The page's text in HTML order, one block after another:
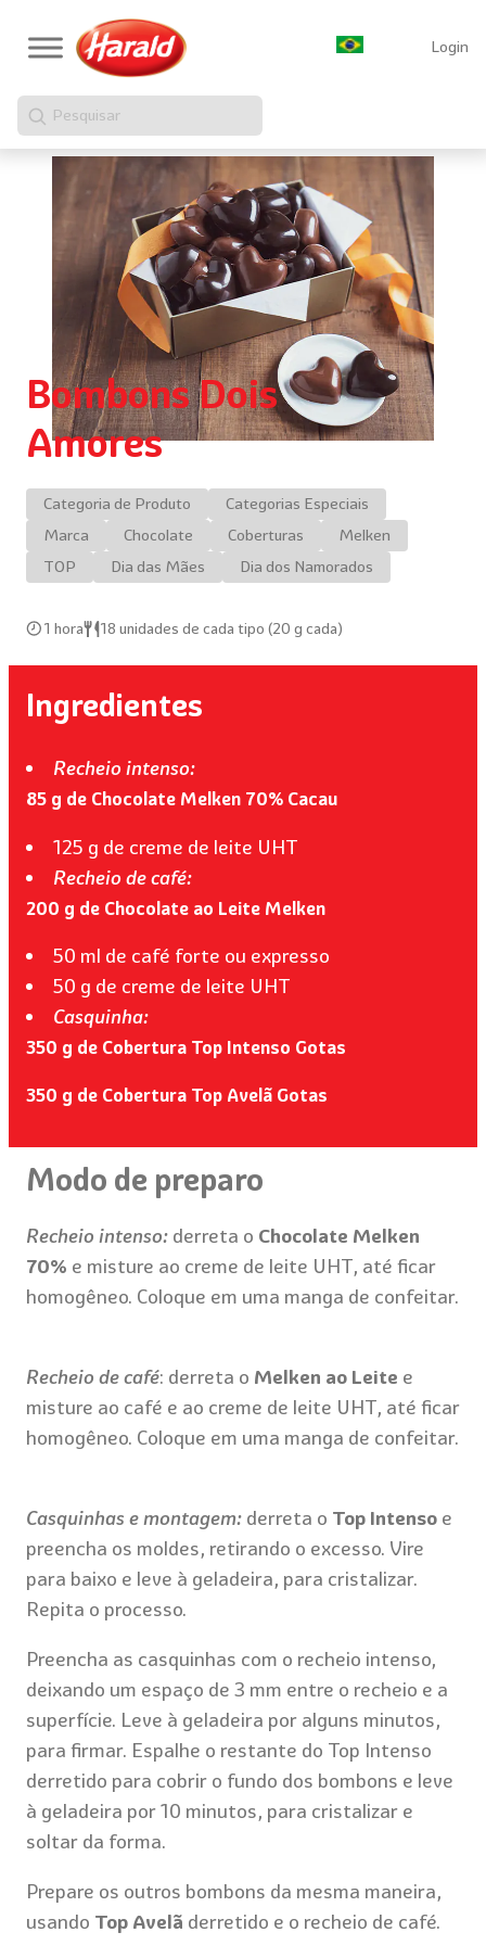
Login
Pesquisar
Bombons Dois
Amores
Categoria de Produto
Categorias Especiais
Marca
Chocolate Coberturas
Melken
TOP
Dia das Mães Dia dos Namorados
1 hora 18 unidades de cada tipo (20 g cada)
Ingredientes
Recheio intenso:
85 g de Chocolate Melken 70% Cacau
125 g de creme de leite UHT
Recheio de café:
200 g de Chocolate ao Leite Melken
50 ml de café forte ou expresso
50 g de creme de leite UHT
Casquinha:
350 g de Cobertura Top Intenso Gotas
350 g de Cobertura Top Avelã Gotas
Modo de preparo
Recheio intenso: derreta o Chocolate Melken
70% e misture ao creme de leite UHT, até ficar
homogêneo. Coloque em uma manga de confeitar.
Recheio de café: derreta o Melken ao Leite e
misture ao café e ao creme de leite UHT, até ficar
homogêneo. Coloque em uma manga de confeitar.
Casquinhas e montagem: derreta o Top Intenso e
preencha os moldes, retirando o excesso. Vire
para baixo e leve à geladeira, para cristalizar.
Repita o processo.
Preencha as casquinhas com o recheio intenso,
deixando um espaço de 3 mm entre o recheio e a
superfície. Leve à geladeira por alguns minutos,
para firmar. Espalhe o restante do Top Intenso
derretido para cobrir o fundo dos bombons e leve
à geladeira por 10 minutos, para cristalizar e
soltar da forma.
Prepare os outros bombons da mesma maneira,
usando Top Avelã derretido e o recheio de café.